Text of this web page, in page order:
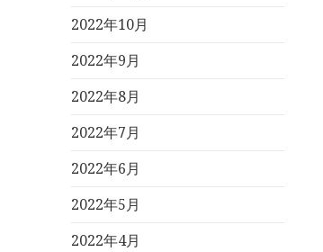
2022年10月
2022年9月
2022年8月
2022年7月
2022年6月
2022年5月
2022年4月